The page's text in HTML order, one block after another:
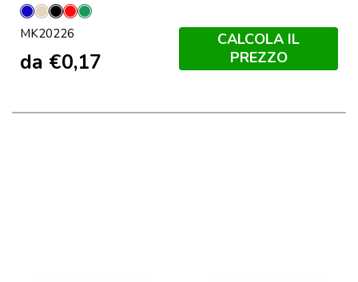
BluNaturale
Nero
RossoVerde
MK20226
da €0,17
CALCOLA IL
PREZZO